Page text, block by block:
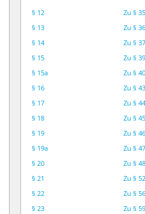
§ 12
Zu §
§ 13
Zu §
§ 14
Zu §
§ 15
Zu §
§ 15a
Zu §
§ 16
Zu §
§ 17
Zu §
§ 18
Zu §
§ 19
Zu §
§ 19a
Zu §
§ 20
Zu §
§ 21
Zu §
§ 22
Zu §
§ 23
Zu §